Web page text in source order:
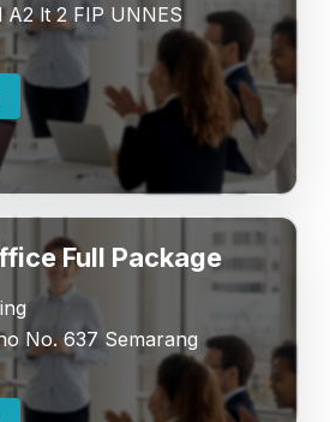
A2 lt 2 FIP UNNES
Full Package
No. 637 Semarang